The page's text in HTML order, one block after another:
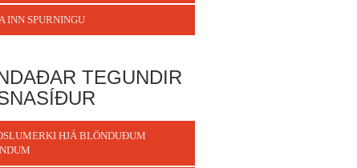
INN SPURNINGU
TEGUNDIR
HJÁ BLÖNDUÐUM